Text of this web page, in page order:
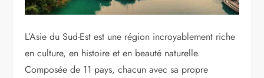
L’Asie du Sud-Est est une région incroyablement riche
en culture, en histoire et en beauté naturelle.
Composée de 11 pays, chacun avec sa propre